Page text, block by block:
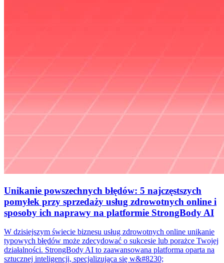
Unikanie powszechnych błędów: 5 najczęstszych
pomyłek przy sprzedaży usług zdrowotnych online i
sposoby ich naprawy na platformie StrongBody AI
W dzisiejszym świecie biznesu usług zdrowotnych online unikanie
typowych błędów może zdecydować o sukcesie lub porażce Twojej
działalności. StrongBody AI to zaawansowana platforma oparta na
sztucznej inteligencji, specjalizująca się w&#8230;